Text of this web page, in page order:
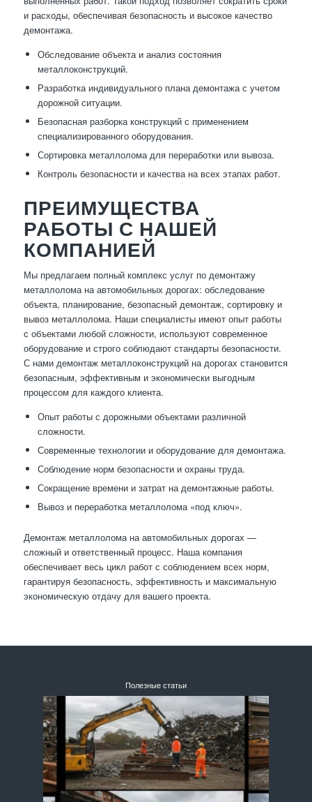
и расходы, обеспечивая безопасность и высокое качество
демонтажа.
Обследование объекта и анализ состояния
металлоконструкций.
Разработка индивидуального плана демонтажа с учетом
дорожной ситуации.
Безопасная разборка конструкций с применением
специализированного оборудования.
Сортировка металлолома для переработки или вывоза.
Контроль безопасности и качества на всех этапах работ.
ПРЕИМУЩЕСТВА
РАБОТЫ С НАШЕЙ
КОМПАНИЕЙ
Мы предлагаем полный комплекс услуг по демонтажу
металлолома на автомобильных дорогах: обследование
объекта, планирование, безопасный демонтаж, сортировку и
вывоз металлолома. Наши специалисты имеют опыт работы
с объектами любой сложности, используют современное
оборудование и строго соблюдают стандарты безопасности.
С нами демонтаж металлоконструкций на дорогах становится
безопасным, эффективным и экономически выгодным
процессом для каждого клиента.
Опыт работы с дорожными объектами различной
сложности.
Современные технологии и оборудование для демонтажа.
Соблюдение норм безопасности и охраны труда.
Сокращение времени и затрат на демонтажные работы.
Вывоз и переработка металлолома «под ключ».
Демонтаж металлолома на автомобильных дорогах —
сложный и ответственный процесс. Наша компания
обеспечивает весь цикл работ с соблюдением всех норм,
гарантируя безопасность, эффективность и максимальную
экономическую отдачу для вашего проекта.
Полезные статьи